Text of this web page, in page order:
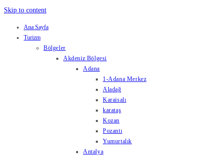
Skip to content
Ana Sayfa
Turizm
Bölgeler
Akdeniz Bölgesi
Adana
1-Adana Merkez
Aladağ
Karaisalı
karataş
Kozan
Pozantı
Yumurtalık
Antalya